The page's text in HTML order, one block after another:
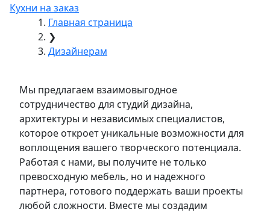
Кухни на заказ
Главная страница
❯
Дизайнерам
Мы предлагаем взаимовыгодное
сотрудничество для студий дизайна,
архитектуры и независимых специалистов,
которое откроет уникальные возможности для
воплощения вашего творческого потенциала.
Работая с нами, вы получите не только
превосходную мебель, но и надежного
партнера, готового поддержать ваши проекты
любой сложности. Вместе мы создадим